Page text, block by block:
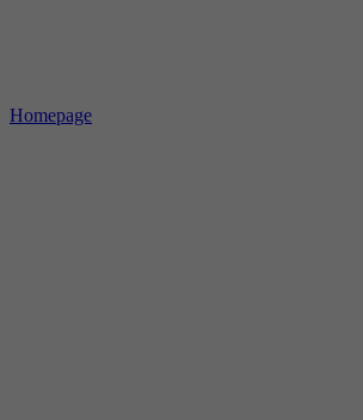
Homepage